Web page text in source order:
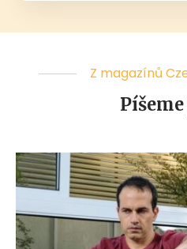
Z magazínů